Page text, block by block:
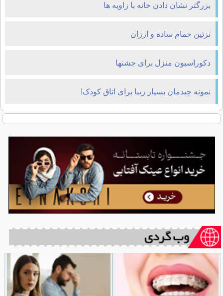
بزرگتر نشان دادن خانه با زاویه ها
تزئین حمام ساده و ارزان
دکوراسیون منزل برای جشنها
نمونه چیدمان بسیار زیبا برای اتاق کودک!